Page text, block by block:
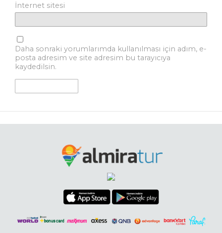
İnternet sitesi
Daha sonraki yorumlarımda kullanılması için adım, e-
posta adresim ve site adresim bu tarayıcıya
kaydedilsin.